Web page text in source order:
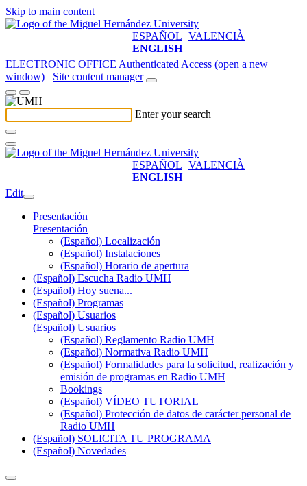
Skip to main content
ESPAÑOL VALENCIÀ
ENGLISH
ELECTRONIC OFFICE Authenticated Access (open a new
window)
Site content manager
Enter your search
ESPAÑOL VALENCIÀ
ENGLISH
Edit
Presentación
Presentación
(Español) Localización
(Español) Instalaciones
(Español) Horario de apertura
(Español) Escucha Radio UMH
(Español) Hoy suena...
(Español) Programas
(Español) Usuarios
(Español) Usuarios
(Español) Reglamento Radio UMH
(Español) Normativa Radio UMH
(Español) Formalidades para la solicitud, realización y
emisión de programas en Radio UMH
Bookings
(Español) VÍDEO TUTORIAL
(Español) Protección de datos de carácter personal de
Radio UMH
(Español) SOLICITA TU PROGRAMA
(Español) Novedades